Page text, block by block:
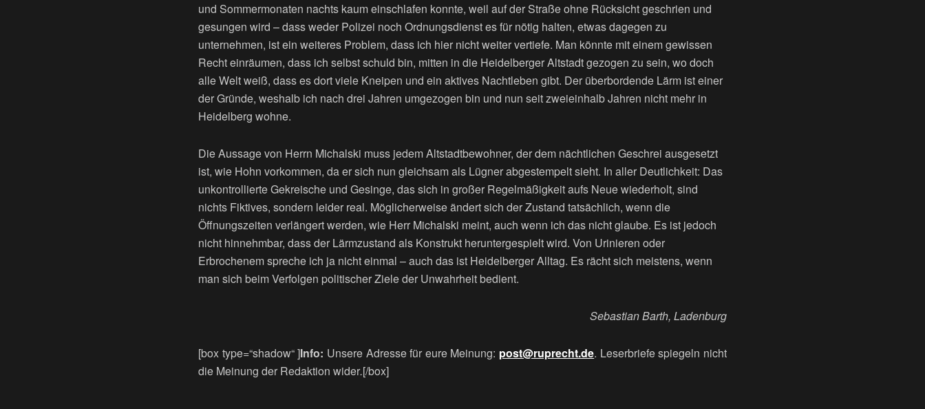
und Sommermonaten nachts kaum einschlafen konnte, weil auf der Straße ohne Rücksicht geschrien und
gesungen wird – dass weder Polizei noch Ordnungsdienst es für nötig halten, etwas dagegen zu
unternehmen, ist ein weiteres Problem, dass ich hier nicht weiter vertiefe. Man könnte mit einem gewissen
Recht einräumen, dass ich selbst schuld bin, mitten in die Heidelberger Altstadt gezogen zu sein, wo doch
alle Welt weiß, dass es dort viele Kneipen und ein aktives Nachtleben gibt. Der überbordende Lärm ist einer
der Gründe, weshalb ich nach drei Jahren umgezogen bin und nun seit zweieinhalb Jahren nicht mehr in
Heidelberg wohne.
Die Aussage von Herrn Michalski muss jedem Altstadtbewohner, der dem nächtlichen Geschrei ausgesetzt
ist, wie Hohn vorkommen, da er sich nun gleichsam als Lügner abgestempelt sieht. In aller Deutlichkeit: Das
unkontrollierte Gekreische und Gesinge, das sich in großer Regelmäßigkeit aufs Neue wiederholt, sind
nichts Fiktives, sondern leider real. Möglicherweise ändert sich der Zustand tatsächlich, wenn die
Öffnungszeiten verlängert werden, wie Herr Michalski meint, auch wenn ich das nicht glaube. Es ist jedoch
nicht hinnehmbar, dass der Lärmzustand als Konstrukt heruntergespielt wird. Von Urinieren oder
Erbrochenem spreche ich ja nicht einmal – auch das ist Heidelberger Alltag. Es rächt sich meistens, wenn
man sich beim Verfolgen politischer Ziele der Unwahrheit bedient.
Sebastian Barth, Ladenburg
[box type=“shadow“ ]Info: Unsere Adresse für eure Meinung: post@ruprecht.de. Leserbriefe spiegeln nicht
die Meinung der Redaktion wider.[/box]